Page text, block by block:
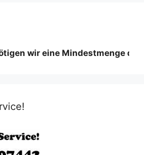
eine Mindestmenge diese